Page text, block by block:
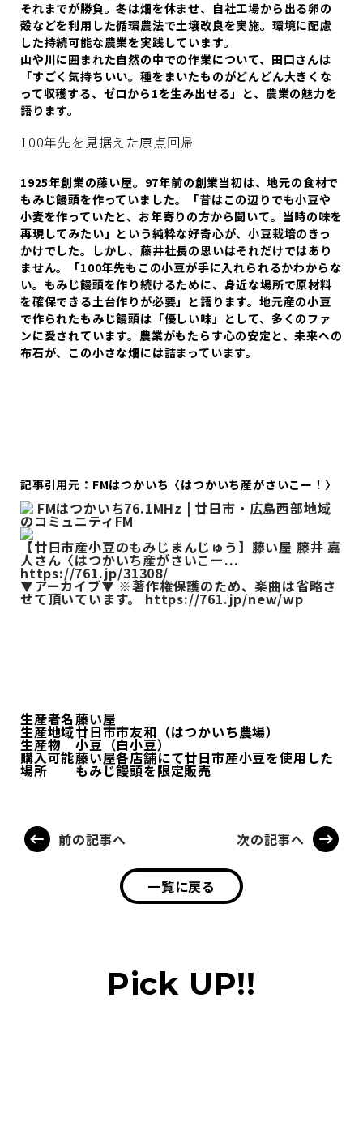
それまでが勝負。冬は畑を休ませ、自社工場から出る卵の
殻などを利用した循環農法で土壌改良を実施。環境に配慮
した持続可能な農業を実践しています。
山や川に囲まれた自然の中での作業について、田口さんは
「すごく気持ちいい。種をまいたものがどんどん大きくな
って収穫する、ゼロから1を生み出せる」と、農業の魅力を
語ります。
100年先を見据えた原点回帰
1925年創業の藤い屋。97年前の創業当初は、地元の食材で
もみじ饅頭を作っていました。「昔はこの辺りでも小豆や
小麦を作っていたと、お年寄りの方から聞いて。当時の味を
再現してみたい」という純粋な好奇心が、小豆栽培のきっ
かけでした。しかし、藤井社長の思いはそれだけではあり
ません。「100年先もこの小豆が手に入れられるかわからな
い。もみじ饅頭を作り続けるために、身近な場所で原材料
を確保できる土台作りが必要」と語ります。地元産の小豆
で作られたもみじ饅頭は「優しい味」として、多くのファ
ンに愛されています。農業がもたらす心の安定と、未来への
布石が、この小さな畑には詰まっています。
記事引用元：FMはつかいち〈はつかいち産がさいこー！〉
FMはつかいち76.1MHz | 廿日市・広島西部地域
のコミュニティFM
【廿日市産小豆のもみじまんじゅう】藤い屋 藤井 嘉
人さん〈はつかいち産がさいこー...
https://761.jp/31308/
▼アーカイブ▼ ※著作権保護のため、楽曲は省略さ
せて頂いています。 https://761.jp/new/wp
生産者名藤い屋
生産地域廿日市市友和（はつかいち農場）
生産物 小豆（白小豆）
購入可能
場所
藤い屋各店舗にて廿日市産小豆を使用した
もみじ饅頭を限定販売
前の記事へ 次の記事へ
一覧に戻る
Pick UP!!